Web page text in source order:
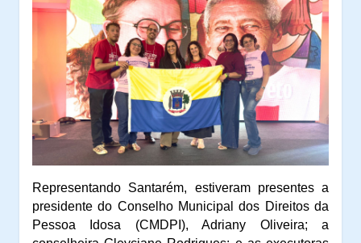
Representando Santarém, estiveram presentes a
presidente do Conselho Municipal dos Direitos da
Pessoa Idosa (CMDPI), Adriany Oliveira; a